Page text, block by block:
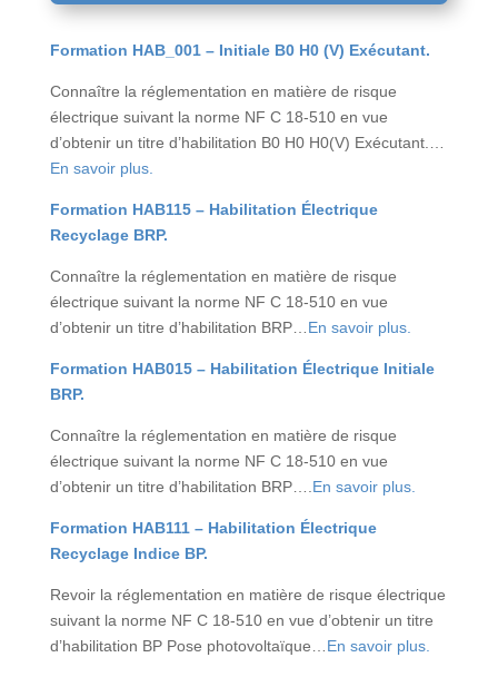
Formation HAB_001 – Initiale B0 H0 (V) Exécutant.
Connaître la réglementation en matière de risque
électrique suivant la norme NF C 18-510 en vue
d’obtenir un titre d’habilitation B0 H0 H0(V) Exécutant.…
En savoir plus.
Formation HAB115 – Habilitation Électrique
Recyclage BRP.
Connaître la réglementation en matière de risque
électrique suivant la norme NF C 18-510 en vue
d’obtenir un titre d’habilitation BRP…En savoir plus.
Formation HAB015 – Habilitation Électrique Initiale
BRP.
Connaître la réglementation en matière de risque
électrique suivant la norme NF C 18-510 en vue
d’obtenir un titre d’habilitation BRP….En savoir plus.
Formation HAB111 – Habilitation Électrique
Recyclage Indice BP.
Revoir la réglementation en matière de risque électrique
suivant la norme NF C 18-510 en vue d’obtenir un titre
d’habilitation BP Pose photovoltaïque…En savoir plus.